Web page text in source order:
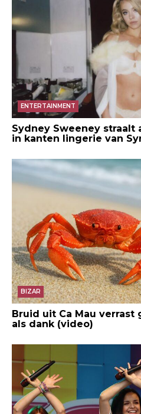
ENTERTAINMENT
Sydney Sweeney
in kanten lingerie van
BIZAR
Bruid uit Ca Mau verrast
als dank (video)